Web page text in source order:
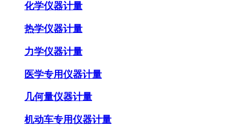
化学仪器计量
热学仪器计量
力学仪器计量
医学专用仪器计量
几何量仪器计量
机动车专用仪器计量